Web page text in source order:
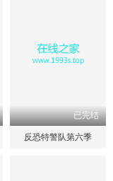
已完结
反恐特警队第六季